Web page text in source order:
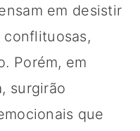
em desistir
Porém, em
surgirão
que